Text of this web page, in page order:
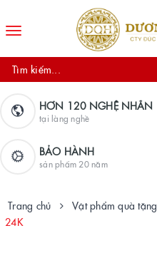
Toggle
HƠN 120 NGHỆ NHÂN
tại làng nghề
BẢO HÀNH
sản phẩm 20 năm
Trang chủ Vật phẩm quà tặng
24K